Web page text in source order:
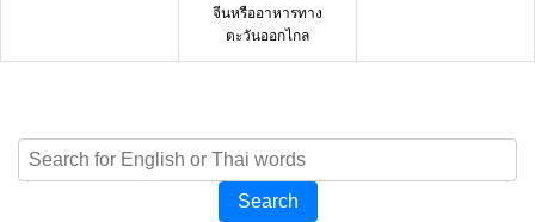
จีนหรืออาหารทาง
ตะวันออกไกล
Search